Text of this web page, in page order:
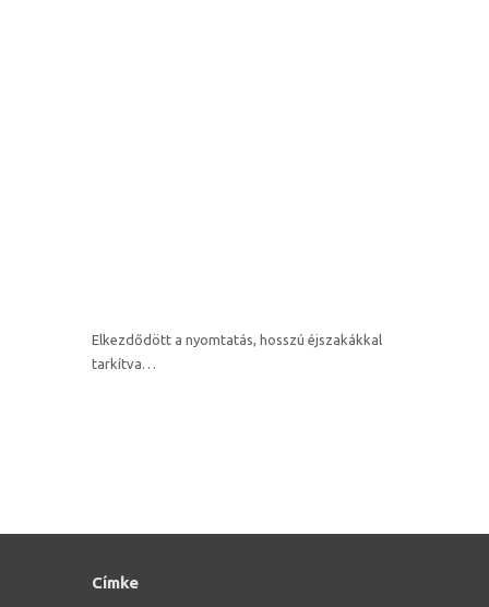
Elkezdődött a nyomtatás, hosszú éjszakákkal
tarkítva…
Címke